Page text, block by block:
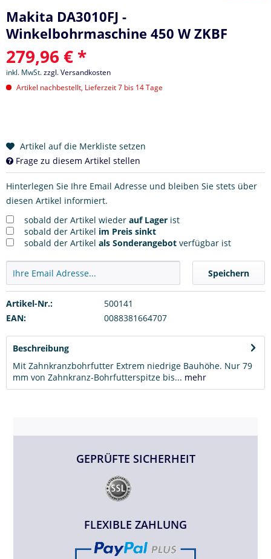
Makita DA3010FJ -
Winkelbohrmaschine 450 W ZKBF
279,96 € *
inkl. MwSt.zzgl. Versandkosten
Artikel nachbestellt, Lieferzeit 7 bis 14 Tage
Artikel auf die Merkliste setzen
Frage zu diesem Artikel stellen
Hinterlegen Sie Ihre Email Adresse und bleiben Sie stets über
diesen Artikel informiert.
sobald der Artikel wieder auf Lager ist
sobald der Artikel im Preis sinkt
sobald der Artikel als Sonderangebot verfügbar ist
Speichern
Artikel-Nr.:
500141
EAN:
0088381664707
Beschreibung
Mit Zahnkranzbohrfutter Extrem niedrige Bauhöhe. Nur 79
mm von Zahnkranz-Bohrfutterspitze bis... mehr
GEPRÜFTE SICHERHEIT
FLEXIBLE ZAHLUNG